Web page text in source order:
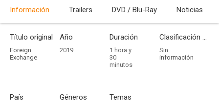
Información Trailers DVD / Blu-Ray Noticias
Título original
Foreign
Exchange
Año
2019
Duración
1 hora y
30
minutos
Clasificación por edades
Sin
información
País Géneros Temas